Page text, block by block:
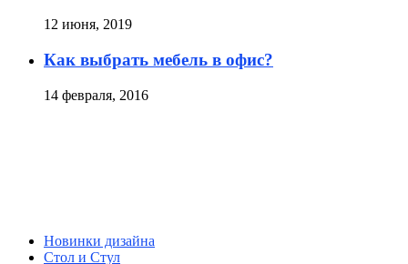
12 июня, 2019
Как выбрать мебель в офис?
14 февраля, 2016
Новинки дизайна
Стол и Стул